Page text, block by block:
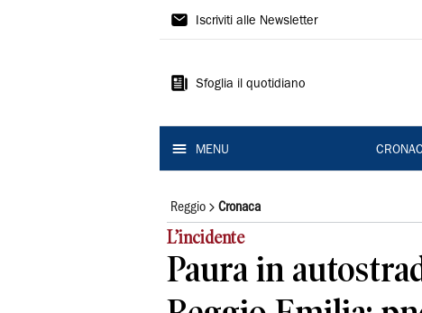
Gazzetta
Reggio
Iscriviti alle Newsletter
Sfoglia il quotidiano
MENU
Reggio Cronaca
L’incidente
Paura in